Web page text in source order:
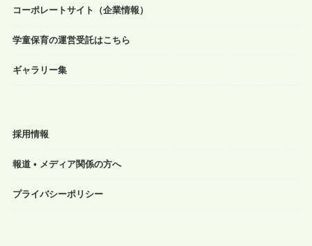
コーポレートサイト（企業情報）
学童保育の運営受託はこちら
ギャラリー集
採用情報
報道 • メディア関係の方へ
プライバシーポリシー